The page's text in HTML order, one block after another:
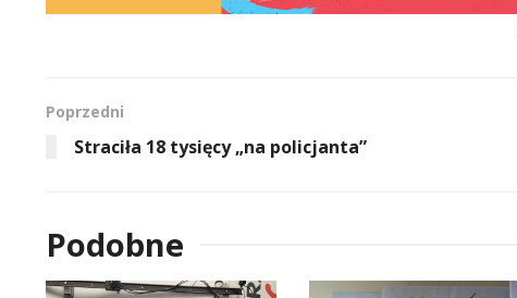
Poprzedni
Straciła 18 tysięcy „na policjanta”
Podobne